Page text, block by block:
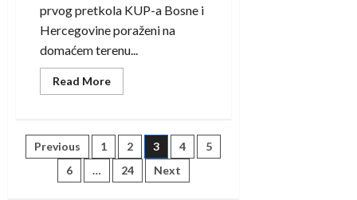
prvog pretkola KUP-a Bosne i
Hercegovine poraženi na
domaćem terenu...
Read MoreRead
more
prvom
pretkolu
KUP-
Bosne
Posts
pagination
Previous 1 2 3 4
5
6
… 24 Next